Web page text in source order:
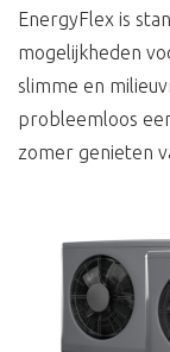
EnergyFlex is
mogelijkheden
slimme en
probleemloos
zomer genieten